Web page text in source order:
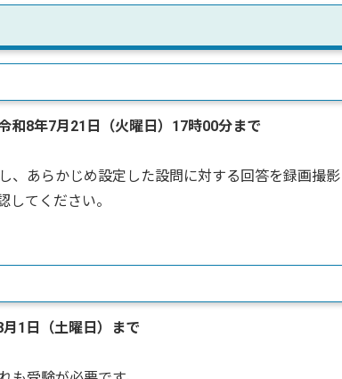
和8年7月21日（火曜日）17時00分まで
あらかじめ設定した設問に対する回答を録画撮影
してください。
1日（土曜日）まで